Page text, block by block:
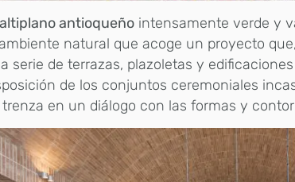
altiplano antioqueño intensamente verde y
natural que acoge un proyecto
serie de terrazas, plazoletas y
de los conjuntos ceremoniales
trenza en un diálogo con las formas y